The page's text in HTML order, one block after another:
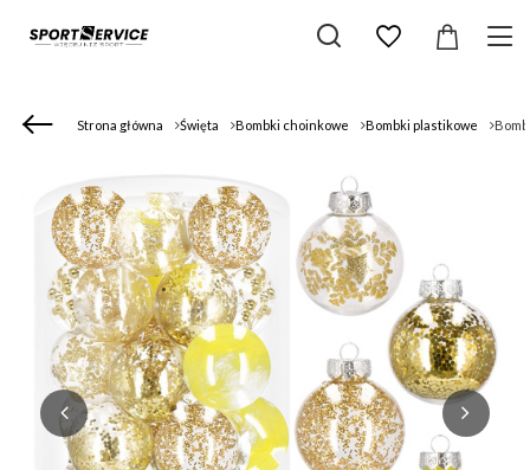
Strona główna Święta Bombki choinkowe Bombki plastikowe